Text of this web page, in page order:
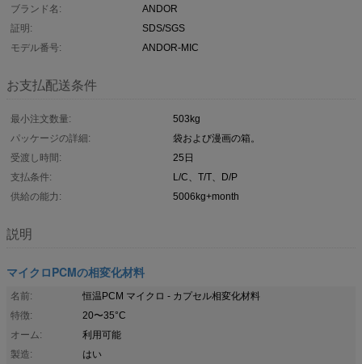
ブランド名:
ANDOR
証明:
SDS/SGS
モデル番号:
ANDOR-MIC
お支払配送条件
最小注文数量:
503kg
パッケージの詳細:
袋および漫画の箱。
受渡し時間:
25日
支払条件:
L/C、T/T、D/P
供給の能力:
5006kg+month
説明
マイクロPCMの相変化材料
名前:
恒温PCM マイクロ - カプセル相変化材料
特徴:
20〜35°C
オーム:
利用可能
製造:
はい